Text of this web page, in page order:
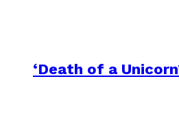
‘Death of a